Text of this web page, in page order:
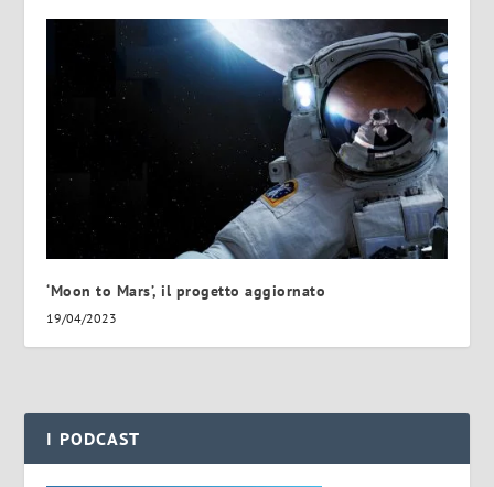
‘Moon to Mars’, il progetto aggiornato
19/04/2023
I PODCAST